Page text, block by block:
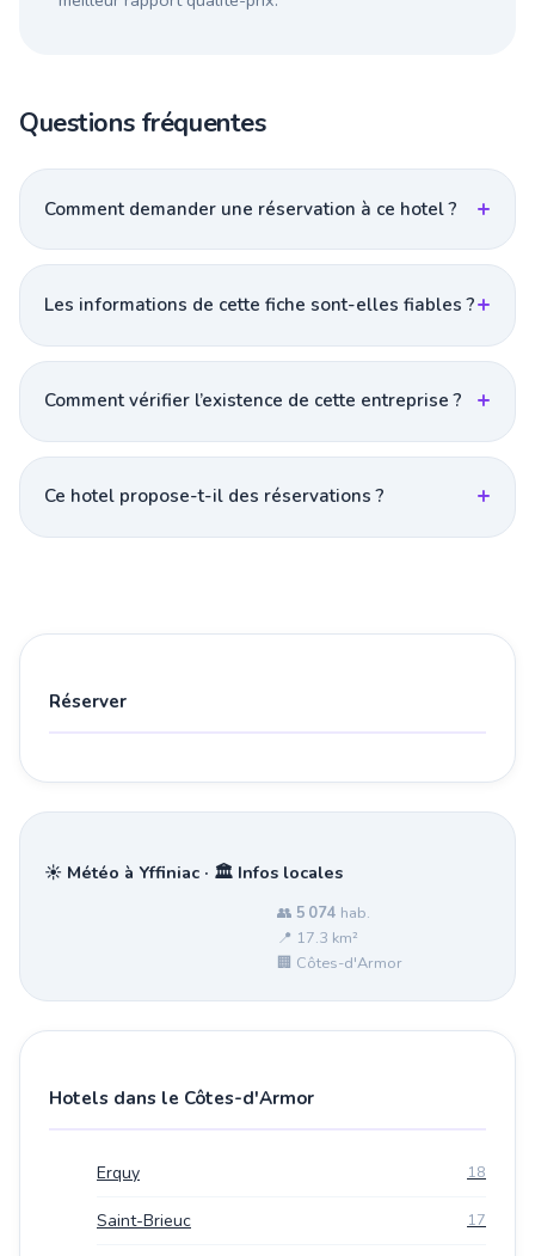
Questions fréquentes
Comment demander une réservation à ce hotel ?
Les informations de cette fiche sont-elles fiables ?
Comment vérifier l’existence de cette entreprise ?
Ce hotel propose-t-il des réservations ?
Réserver
☀️ Météo à Yffiniac · 🏛️ Infos locales
👥 5 074 hab.
📍 17.3 km²
🏢 Côtes-d'Armor
Hotels dans le Côtes-d'Armor
Erquy 18
Saint-Brieuc 17